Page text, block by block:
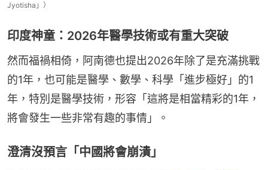
Jyotisha」）
印度神童：2026年醫學技術或有重大突破
然而福禍相倚，阿南德也提出2026年除了是充滿挑戰
的1年，也可能是醫學、數學、科學「進步極好」的1
年，特別是醫學技術，形容「這將是相當精彩的1年，
將會發生一些非常有趣的事情」。
澄清沒預言「中國將會崩潰」